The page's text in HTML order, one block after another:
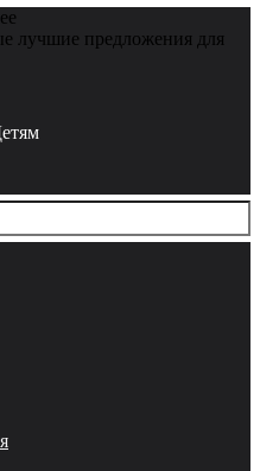
лучшие предложения для